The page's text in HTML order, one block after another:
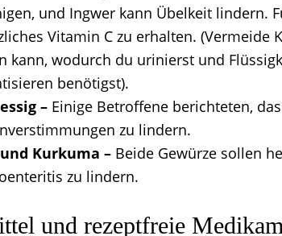
und Ingwer kann Übelkeit lindern.
Vitamin C zu erhalten. (Vermeide
kann, wodurch du urinierst und
benötigst).
– Einige Betroffene berichteten,
zu lindern.
Kurkuma – Beide Gewürze sollen
zu lindern.
und rezeptfreie